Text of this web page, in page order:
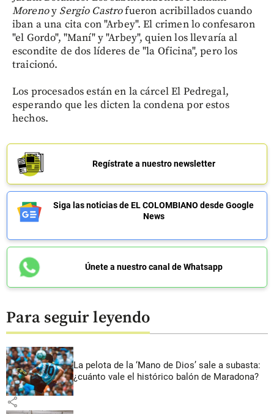
Morenoy Sergio Castrofueron acribillados cuando
iban a una cita con "Arbey". El crimen lo confesaron
"el Gordo", "Maní" y "Arbey", quien los llevaría al
escondite de dos líderes de "la Oficina", pero los
traicionó.
Los procesados están en la cárcel El Pedregal,
esperando que les dicten la condena por estos
hechos.
Regístrate a nuestro newsletter
Siga las noticias de EL COLOMBIANO desde Google
News
Únete a nuestro canal de Whatsapp
Para seguir leyendo
La pelota de la ‘Mano de Dios’ sale a subasta:
¿cuánto vale el histórico balón de Maradona?
share